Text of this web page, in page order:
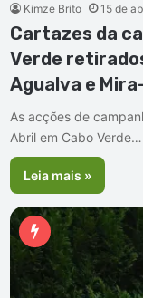
Kimze Brito 15 de
Cartazes da
Verde
Agualva e
As acções de
Abril em Cabo Verde…
Leia mais »